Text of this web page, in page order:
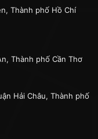
Thành phố Hồ Chí
Thành phố Cần Thơ
Hải Châu, Thành phố